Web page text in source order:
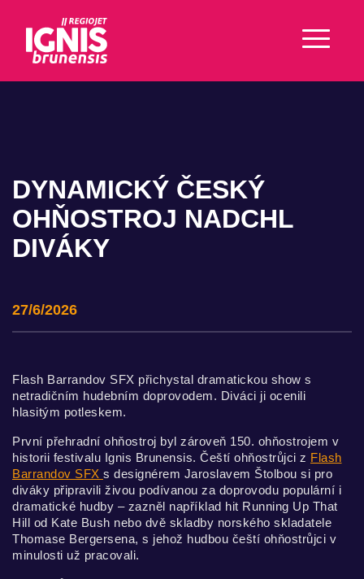
DYNAMICKÝ ČESKÝ
OHŇOSTROJ NADCHL
DIVÁKY
27/6/2026
Flash Barrandov SFX přichystal dramatickou show s
netradičním hudebním doprovodem. Diváci ji ocenili
hlasitým potleskem.
První přehradní ohňostroj byl zároveň 150. ohňostrojem v
historii festivalu Ignis Brunensis. Čeští ohňostrůjci z Flash
Barrandov SFX s designérem Jaroslavem Štolbou si pro
diváky připravili živou podívanou za doprovodu populární i
dramatické hudby – zazněl například hit Running Up That
Hill od Kate Bush nebo dvě skladby norského skladatele
Thomase Bergersena, s jehož hudbou čeští ohňostrůjci v
minulosti už pracovali.